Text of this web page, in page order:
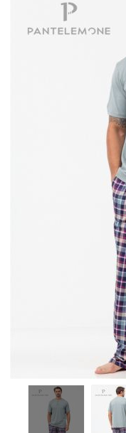
галереи
изображений
галереи
изображений